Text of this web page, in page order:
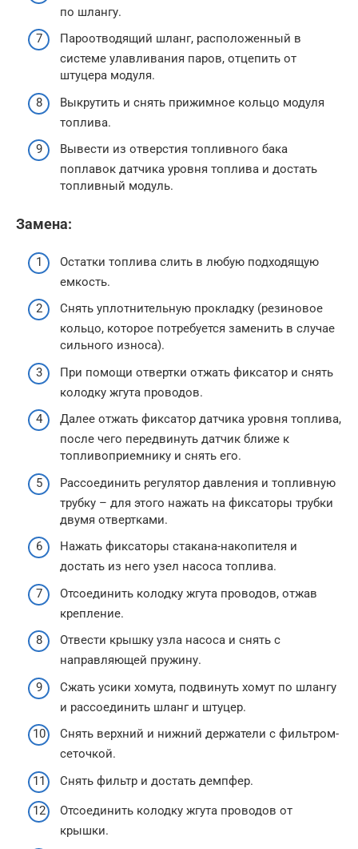
по шлангу.
Пароотводящий шланг, расположенный в
системе улавливания паров, отцепить от
штуцера модуля.
Выкрутить и снять прижимное кольцо модуля
топлива.
Вывести из отверстия топливного бака
поплавок датчика уровня топлива и достать
топливный модуль.
Замена:
Остатки топлива слить в любую подходящую
емкость.
Снять уплотнительную прокладку (резиновое
кольцо, которое потребуется заменить в случае
сильного износа).
При помощи отвертки отжать фиксатор и снять
колодку жгута проводов.
Далее отжать фиксатор датчика уровня топлива,
после чего передвинуть датчик ближе к
топливоприемнику и снять его.
Рассоединить регулятор давления и топливную
трубку – для этого нажать на фиксаторы трубки
двумя отвертками.
Нажать фиксаторы стакана-накопителя и
достать из него узел насоса топлива.
Отсоединить колодку жгута проводов, отжав
крепление.
Отвести крышку узла насоса и снять с
направляющей пружину.
Сжать усики хомута, подвинуть хомут по шлангу
и рассоединить шланг и штуцер.
Снять верхний и нижний держатели с фильтром-
сеточкой.
Снять фильтр и достать демпфер.
Отсоединить колодку жгута проводов от
крышки.